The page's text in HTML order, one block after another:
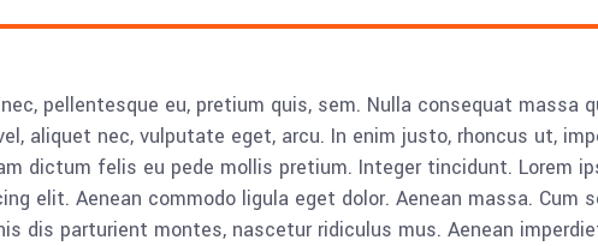
pellentesque eu, pretium quis, sem. Nulla consequat massa
aliquet nec, vulputate eget, arcu. In enim justo, rhoncus ut,
dictum felis eu pede mollis pretium. Integer tincidunt. Lorem
elit. Aenean commodo ligula eget dolor. Aenean massa. Cum
dis parturient montes, nascetur ridiculus mus. Aenean